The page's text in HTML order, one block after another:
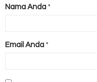
Nama Anda *
Email Anda *